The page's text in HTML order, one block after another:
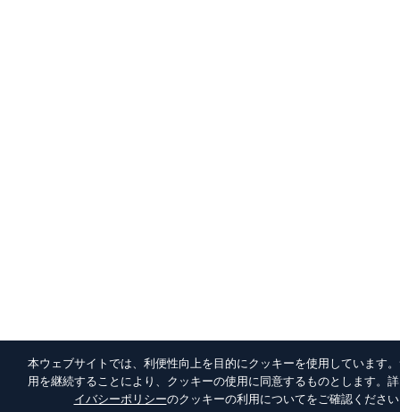
本ウェブサイトでは、利便性向上を目的にクッキーを使用しています
用を継続することにより、クッキーの使用に同意するものとします。
イバシーポリシーのクッキーの利用についてをご確認くださ